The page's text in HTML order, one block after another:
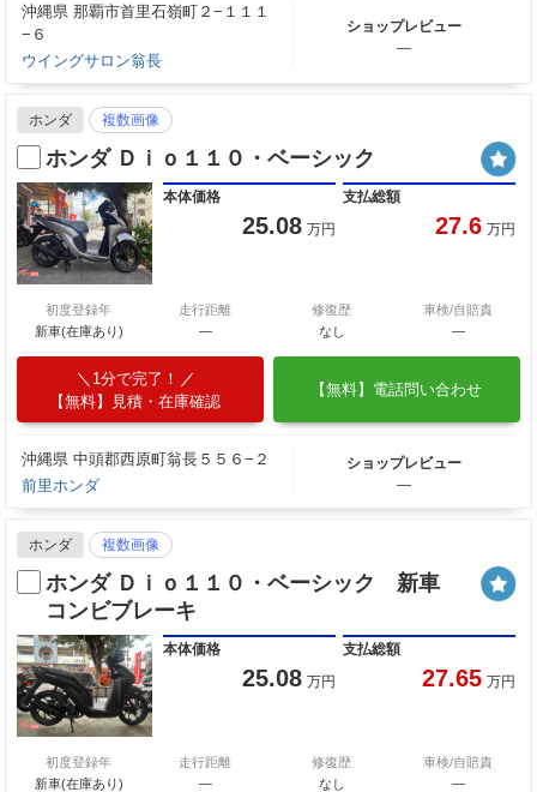
沖縄県 那覇市首里石嶺町２−１１１
−６
ウイングサロン翁長
ショップレビュー
―
ホンダ 複数画像
ホンダ Ｄｉｏ１１０・ベーシック
本体価格
25.08 万円
支払総額
27.6 万円
初度登録年
新車(在庫あり)
走行距離
―
修復歴
なし
車検/自賠責
―
1分で完了！
【無料】見積・在庫確認
【無料】電話問い合わせ
沖縄県 中頭郡西原町翁長５５６−２
前里ホンダ
ショップレビュー
―
ホンダ 複数画像
ホンダ Ｄｉｏ１１０・ベーシック 新車
コンビブレーキ
本体価格
25.08 万円
支払総額
27.65 万円
初度登録年
新車(在庫あり)
走行距離
―
修復歴
なし
車検/自賠責
―